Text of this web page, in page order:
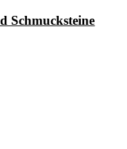
Schmucksteine